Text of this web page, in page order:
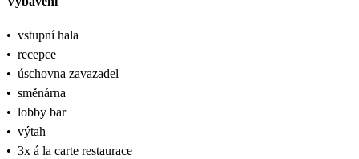
• vstupní hala
• recepce
• úschovna zavazadel
• směnárna
• lobby bar
• výtah
• 3x á la carte restaurace